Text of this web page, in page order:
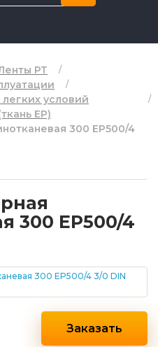
РТ
условий
EP)
300 EP500/4
300 EP500/4
Заказать